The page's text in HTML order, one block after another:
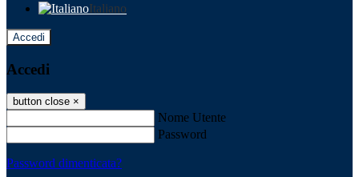
Italiano
Accedi
Accedi
button close ×
Nome Utente
Password
Password dimenticata?